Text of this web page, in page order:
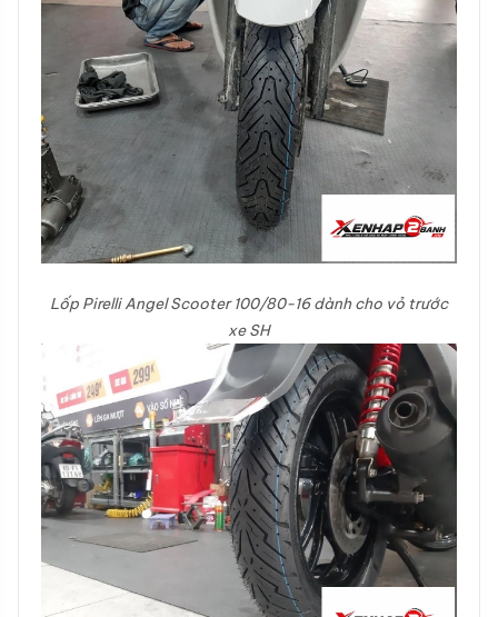
Lốp Pirelli Angel Scooter 100/80-16 dành cho vỏ trước
xe SH